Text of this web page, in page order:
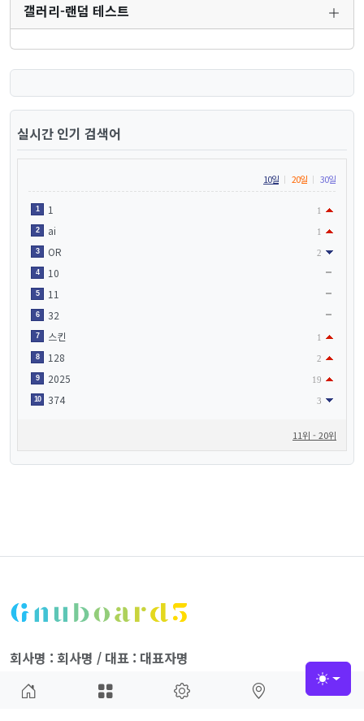
갤러리-랜덤 테스트
실시간 인기 검색어
10일 20일 30일
1 1 1
2 ai 1
3 OR 2
4 10
5 11
6 32
7 스킨 1
8 128 2
9 2025 19
10 374 3
11위 - 20위
회사명 : 회사명 / 대표 : 대표자명
주소 : OO도 OO시 OO구 OO동 123-45
사업자 등록번호 : 123-45-67890